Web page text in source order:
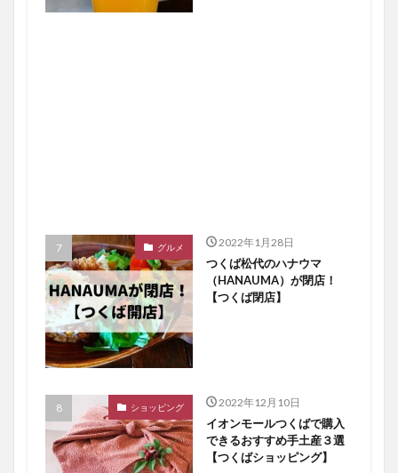
グルメ 2022年1月28日
つくば松代のハナウマ
（HANAUMA）が閉店！
【つくば閉店】
ショッピング 2022年12月10日
イオンモールつくばで購入
できるおすすめ手土産３選
【つくばショッピング】